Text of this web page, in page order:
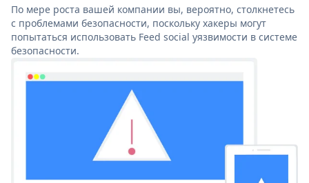
По мере роста вашей компании вы, вероятно, столкнетесь
с проблемами безопасности, поскольку хакеры могут
попытаться использовать Feed social уязвимости в системе
безопасности.